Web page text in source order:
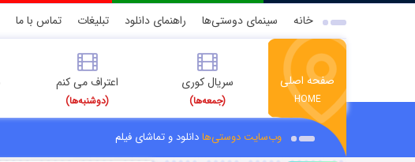
خانه سینمای دوستی‌ها راهنمای دانلود تبلیغات تماس با ما
صفحه اصلی
HOME
سریال کوری
(جمعه‌ها)
اعتراف می کنم
(دوشنبه‌ها)
وب‌سایت دوستی‌هادانلود و تماشای فیلم